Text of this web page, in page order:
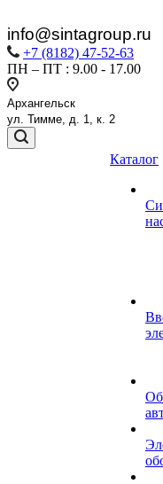
info@sintagroup.ru
+7 (8182) 47-52-63
ПН – ПТ : 9.00 - 17.00
Архангельск
ул. Тимме, д. 1, к. 2
Каталог